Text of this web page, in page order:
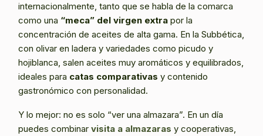
internacionalmente, tanto que se habla de la comarca
como una “meca” del virgen extra por la
concentración de aceites de alta gama. En la Subbética,
con olivar en ladera y variedades como picudo y
hojiblanca, salen aceites muy aromáticos y equilibrados,
ideales para catas comparativas y contenido
gastronómico con personalidad.
Y lo mejor: no es solo “ver una almazara”. En un día
puedes combinarvisita a almazarasy cooperativas,